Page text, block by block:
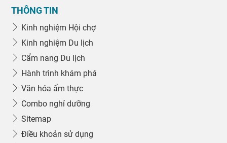
THÔNG TIN
Kinh nghiệm Hội chợ
Kinh nghiệm Du lịch
Cẩm nang Du lịch
Hành trình khám phá
Văn hóa ẩm thực
Combo nghỉ dưỡng
Sitemap
Điều khoản sử dụng